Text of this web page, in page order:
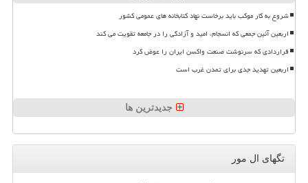
شروع به کار موکب باید برخاست نهاد کتابخانه های عمومی کشور
اربعین آئین جمعی که انسجام، امید و آزادگی را در جامعه تقویت می کند
قراردادی که سرنوشت صنعت واکسن ایران را عوض کرد
اربعین تهدید جدی برای تمدن غرب است
جدیدترین ها
تگهای ال مور